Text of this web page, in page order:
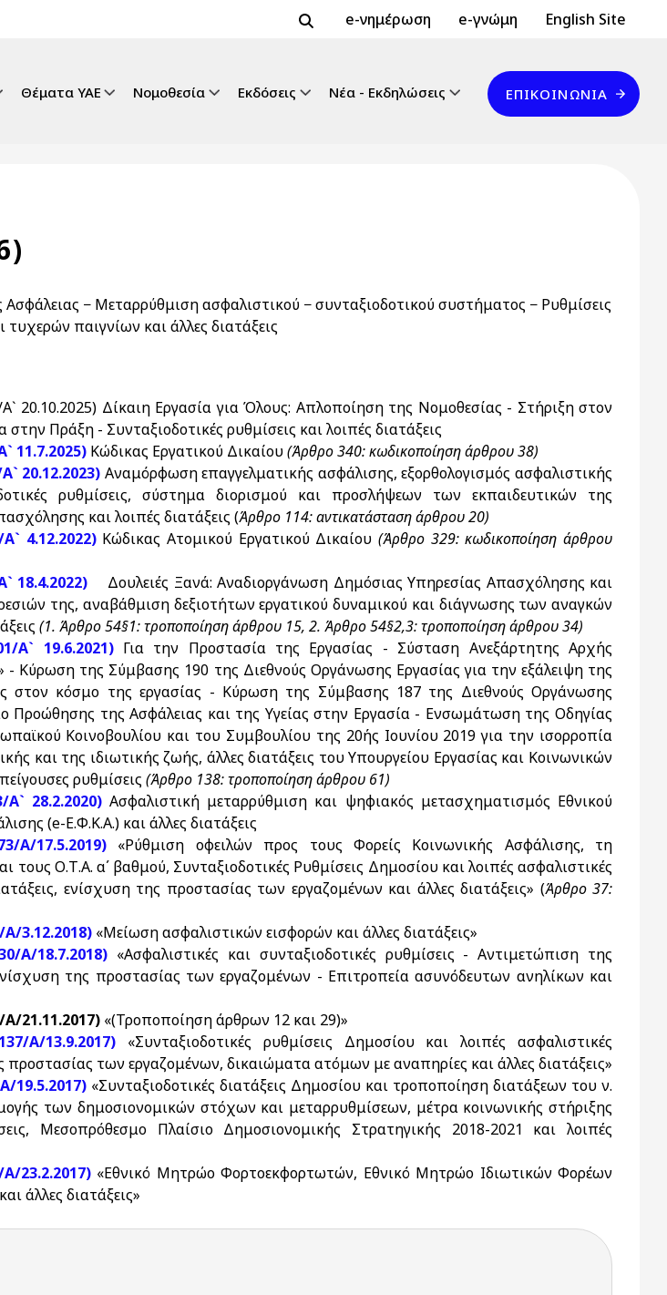
Header Top 2
e-νημέρωση e-γνώμη Header Top
English Site
Θέματα ΥΑΕ Νομοθεσία Εκδόσεις Νέα - Εκδηλώσεις
Επικοινωνία
ΕΠΙΚΟΙΝΩΝΊΑ
− Μεταρρύθμιση ασφαλιστικού − συνταξιοδοτικού συστήματος − Ρυθμίσεις
τυχερών παιγνίων και άλλες διατάξεις
20.10.2025) Δίκαιη Εργασία για Όλους: Απλοποίηση της Νομοθεσίας - Στήριξη στον
Πράξη - Συνταξιοδοτικές ρυθμίσεις και λοιπές διατάξεις
11.7.2025) Κώδικας Εργατικού Δικαίου(Άρθρο 340: κωδικοποίηση άρθρου 38)
20.12.2023) Αναμόρφωση επαγγελματικής ασφάλισης, εξορθολογισμός ασφαλιστικής
ρυθμίσεις, σύστημα διορισμού και προσλήψεων των εκπαιδευτικών της
και λοιπές διατάξεις (Άρθρο 114: αντικατάσταση άρθρου 20)
4.12.2022)Κώδικας Ατομικού Εργατικού Δικαίου(Άρθρο 329: κωδικοποίηση άρθρου
18.4.2022) Δουλειές Ξανά: Αναδιοργάνωση Δημόσιας Υπηρεσίας Απασχόλησης και
της, αναβάθμιση δεξιοτήτων εργατικού δυναμικού και διάγνωσης των αναγκών
(1. Άρθρο 54§1: τροποποίηση άρθρου 15, 2. Άρθρο 54§2,3: τροποποίηση άρθρου 34)
Α` 19.6.2021) Για την Προστασία της Εργασίας - Σύσταση Ανεξάρτητης Αρχής
- Κύρωση της Σύμβασης 190 της Διεθνούς Οργάνωσης Εργασίας για την εξάλειψη της
στον κόσμο της εργασίας - Κύρωση της Σύμβασης 187 της Διεθνούς Οργάνωσης
Προώθησης της Ασφάλειας και της Υγείας στην Εργασία - Ενσωμάτωση της Οδηγίας
Κοινοβουλίου και του Συμβουλίου της 20ής Ιουνίου 2019 για την ισορροπία
και της ιδιωτικής ζωής, άλλες διατάξεις του Υπουργείου Εργασίας και Κοινωνικών
ρυθμίσεις (Άρθρο 138: τροποποίηση άρθρου 61)
28.2.2020)Ασφαλιστική μεταρρύθμιση και ψηφιακός μετασχηματισμός Εθνικού
(e-Ε.Φ.Κ.Α.) και άλλες διατάξεις
Α/17.5.2019) «Ρύθμιση οφειλών προς τους Φορείς Κοινωνικής Ασφάλισης, τη
τους Ο.Τ.Α. α΄ βαθμού, Συνταξιοδοτικές Ρυθμίσεις Δημοσίου και λοιπές ασφαλιστικές
ενίσχυση της προστασίας των εργαζομένων και άλλες διατάξεις» (Άρθρο 37:
3.12.2018) «Μείωση ασφαλιστικών εισφορών και άλλες διατάξεις»
Α/18.7.2018) «Ασφαλιστικές και συνταξιοδοτικές ρυθμίσεις - Αντιμετώπιση της
της προστασίας των εργαζομένων - Επιτροπεία ασυνόδευτων ανηλίκων και
21.11.2017) «(Τροποποίηση άρθρων 12 και 29)»
Α/13.9.2017) «Συνταξιοδοτικές ρυθμίσεις Δημοσίου και λοιπές ασφαλιστικές
προστασίας των εργαζομένων, δικαιώματα ατόμων με αναπηρίες και άλλες διατάξεις»
19.5.2017) «Συνταξιοδοτικές διατάξεις Δημοσίου και τροποποίηση διατάξεων του ν.
των δημοσιονομικών στόχων και μεταρρυθμίσεων, μέτρα κοινωνικής στήριξης
Μεσοπρόθεσμο Πλαίσιο Δημοσιονομικής Στρατηγικής 2018-2021 και λοιπές
23.2.2017) «Εθνικό Μητρώο Φορτοεκφορτωτών, Εθνικό Μητρώο Ιδιωτικών Φορέων
άλλες διατάξεις»